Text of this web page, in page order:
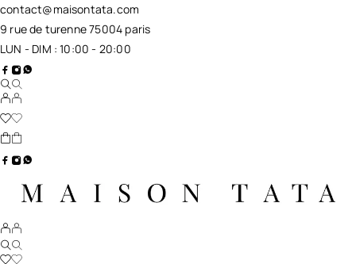
contact@maisontata.com
9 rue de turenne 75004 paris
LUN - DIM : 10:00 - 20:00